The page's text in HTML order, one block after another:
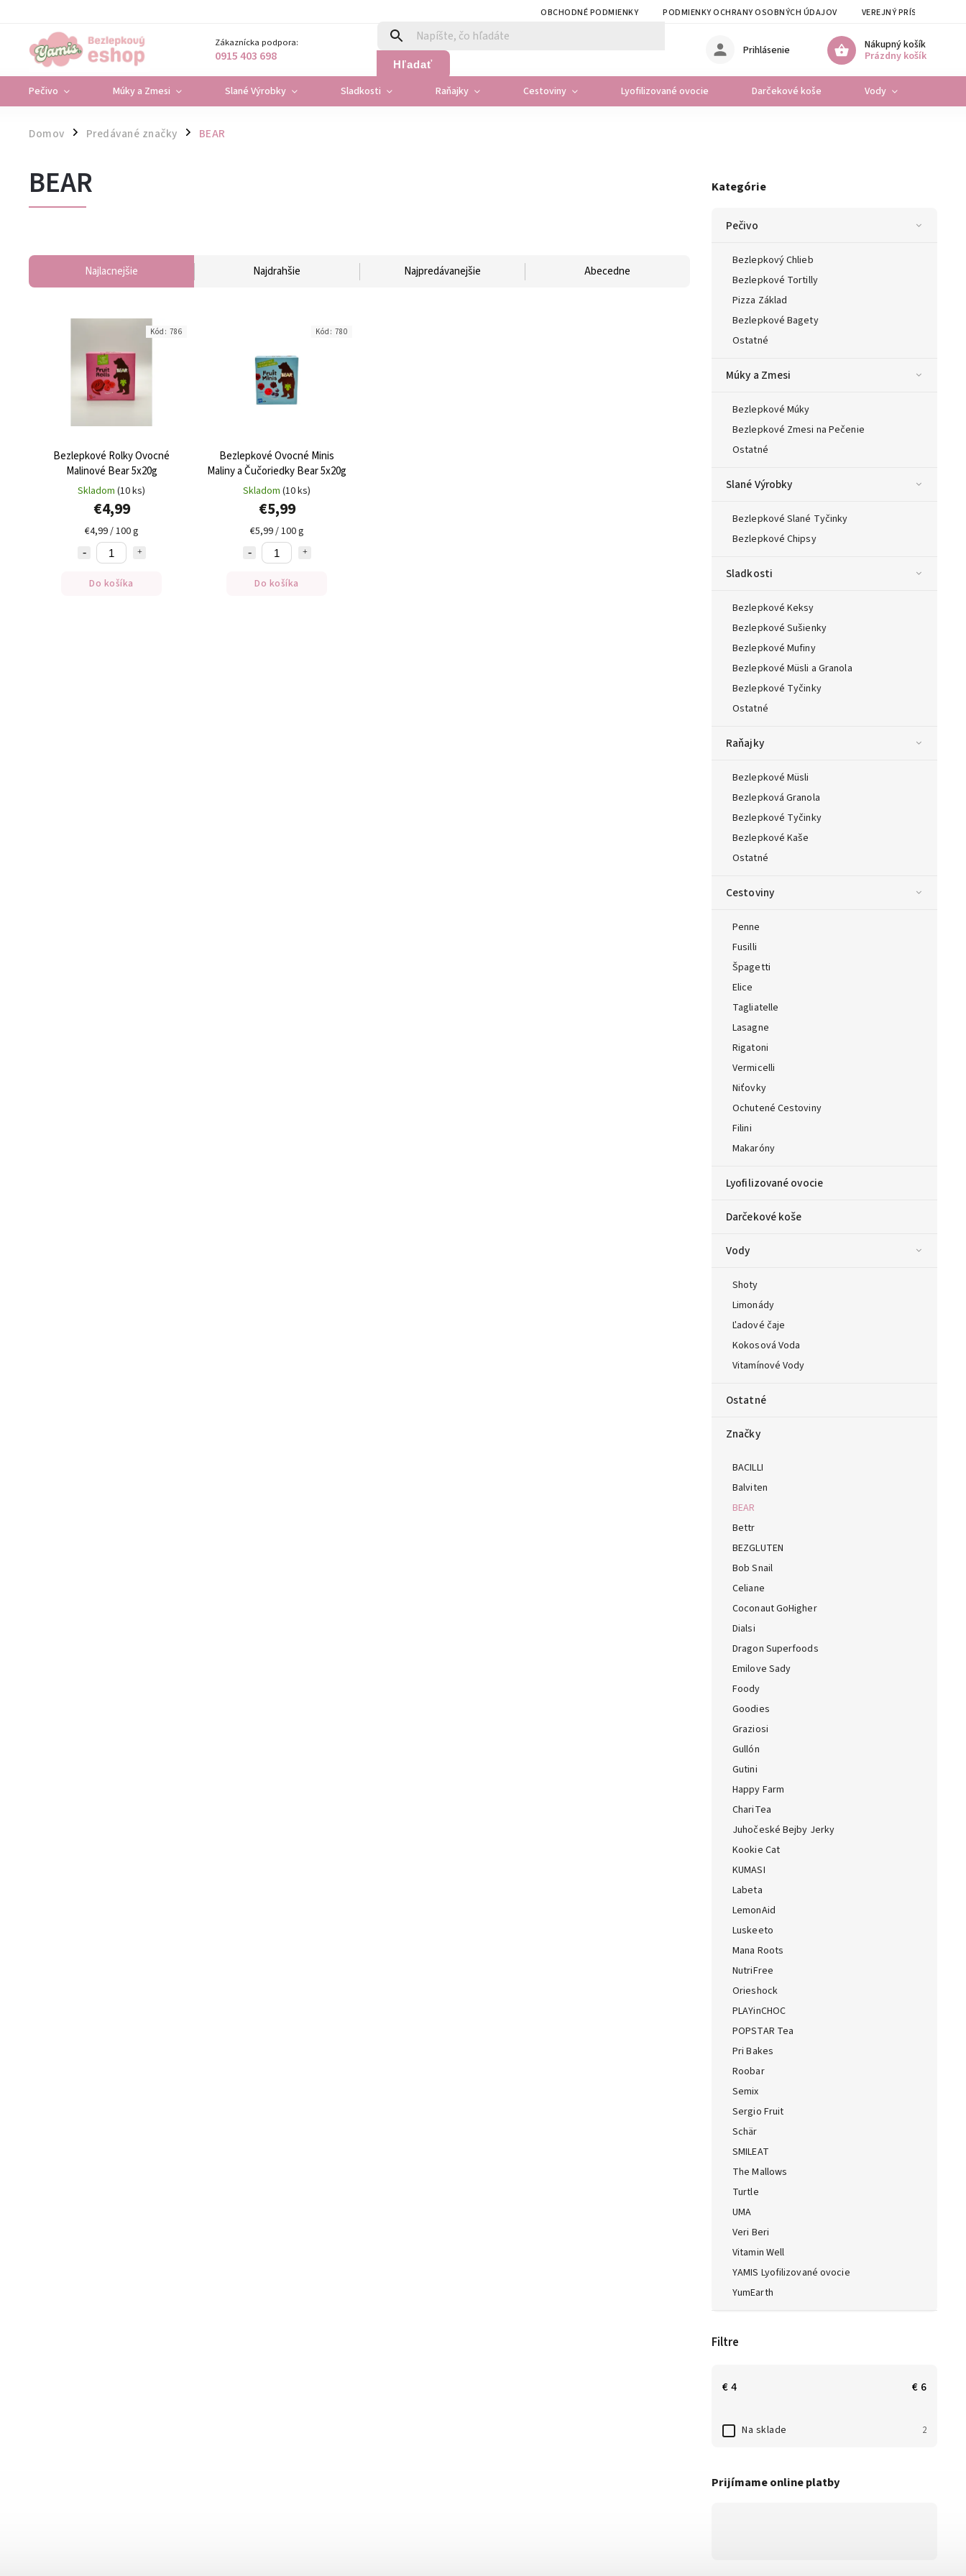
OBCHODNÉ PODMIENKY PODMIENKY OCHRANY OSOBNÝCH ÚDAJOV VEREJNÝ PRÍSLUB VSZP
Zákaznícka podpora:
0915 403 698 Hľadať
Nákupný košík
Prázdny košík
Prihlásenie
Pečivo Múky a Zmesi Slané Výrobky Sladkosti Raňajky Cestoviny Lyofilizované ovocie Darčekové koše Vody
Domov / Predávané značky / BEAR
Kategórie
Pečivo
Bezlepkový Chlieb
Bezlepkové Tortilly
Pizza Základ
Bezlepkové Bagety
Ostatné
Múky a Zmesi
Bezlepkové Múky
Bezlepkové Zmesi na Pečenie
Ostatné
Slané Výrobky
Bezlepkové Slané Tyčinky
Bezlepkové Chipsy
Sladkosti
Bezlepkové Keksy
Bezlepkové Sušienky
Bezlepkové Mufiny
Bezlepkové Müsli a Granola
Bezlepkové Tyčinky
Ostatné
Raňajky
Bezlepkové Müsli
Bezlepková Granola
Bezlepkové Tyčinky
Bezlepkové Kaše
Ostatné
Cestoviny
Penne
Fusilli
Špagetti
Elice
Tagliatelle
Lasagne
Rigatoni
Vermicelli
Niťovky
Ochutené Cestoviny
Filini
Makaróny
Lyofilizované ovocie
Darčekové koše
Vody
Shoty
Limonády
Ľadové čaje
Kokosová Voda
Vitamínové Vody
Ostatné
Značky
BACILLI
Balviten
BEAR
Bettr
BEZGLUTEN
Bob Snail
Celiane
Coconaut GoHigher
Dialsi
Dragon Superfoods
Emilove Sady
Foody
Goodies
Graziosi
Gullón
Gutini
Happy Farm
ChariTea
Juhočeské Bejby Jerky
Kookie Cat
KUMASI
Labeta
LemonAid
Luskeeto
Mana Roots
NutriFree
Orieshock
PLAYinCHOC
POPSTAR Tea
Pri Bakes
Roobar
Semix
Sergio Fruit
Schär
SMILEAT
The Mallows
Turtle
UMA
Veri Beri
Vitamin Well
YAMIS Lyofilizované ovocie
YumEarth
Filtre
€4 € 6
Na sklade 2
Prijímame online platby
BEAR
Najlacnejšie Najdrahšie Najpredávanejšie Abecedne
Bezlepkové Rolky Ovocné
Malinové Bear 5x20g
Skladom (10 ks)
€4,99
€4,99 / 100 g
Do košíka
Kód: 786
Bezlepkové Ovocné Minis
Maliny a Čučoriedky Bear 5x20g
Skladom (10 ks)
€5,99
€5,99 / 100 g
Do košíka
Kód: 780